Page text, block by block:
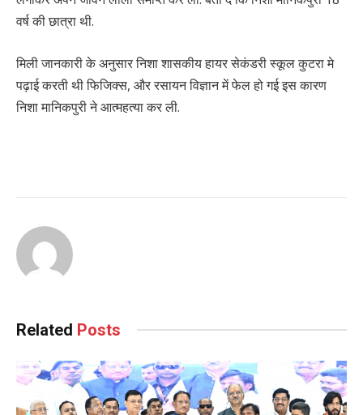
वर्ष की छात्रा थी.
मिली जानकारी के अनुसार निशा शासकीय हायर सेकंडरी स्कूल कुटरा मे
पढ़ाई करती थी फिजिक्स, और रसायन विज्ञान में फेल हो गई इस कारण
निशा मानिकपुरी ने आत्महत्या कर ली.
Reading
Related Posts